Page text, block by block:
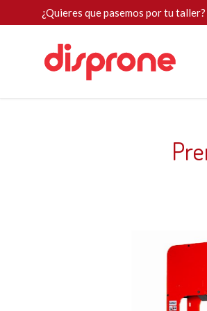
¿Quieres que pasemos por tu